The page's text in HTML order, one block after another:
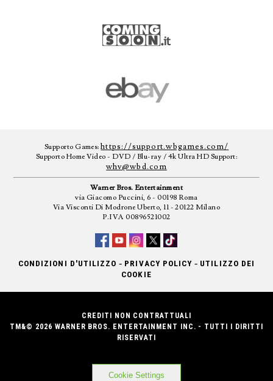
Supporto Games:https://support.wbgames.com/
Supporto Home Video - DVD / Blu-ray / 4k Ultra HD Support:
whv@wbd.com
Warner Bros. Entertainment
via Giacomo Puccini, 6 - 00198 Roma
Via Visconti Di Modrone Uberto, 11 - 20122 Milano
P.IVA 00896521002
CONDIZIONI D'UTILIZZO - PRIVACY POLICY - UTILIZZO DEI
COOKIE
CREDITI NON CONTRATTUALI
TM&© 2026 WARNER BROS. ENTERTAINMENT INC. - TUTTI I DIRITTI
RISERVATI
Cookie Settings